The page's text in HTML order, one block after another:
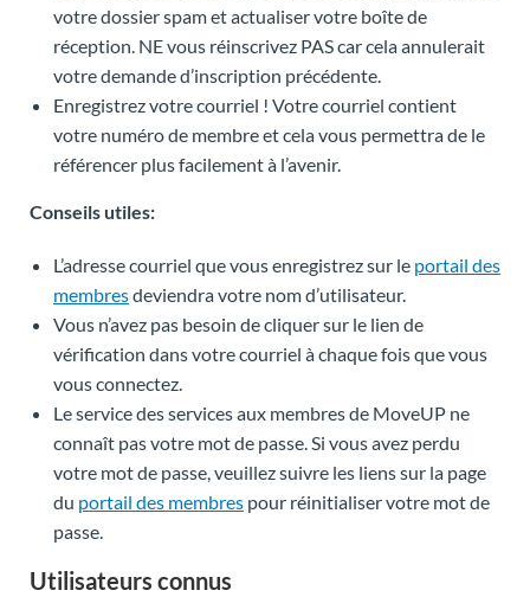
votre dossier spam et actualiser votre boîte de
réception. NE vous réinscrivez PAS car cela annulerait
votre demande d’inscription précédente.
Enregistrez votre courriel ! Votre courriel contient
votre numéro de membre et cela vous permettra de le
référencer plus facilement à l’avenir.
Conseils utiles:
L’adresse courriel que vous enregistrez sur le portail des
membresdeviendra votre nom d’utilisateur.
Vous n’avez pas besoin de cliquer sur le lien de
vérification dans votre courriel à chaque fois que vous
vous connectez.
Le service des services aux membres de MoveUP ne
connaît pas votre mot de passe. Si vous avez perdu
votre mot de passe, veuillez suivre les liens sur la page
du portail des membres pour réinitialiser votre mot de
passe.
Utilisateurs connus